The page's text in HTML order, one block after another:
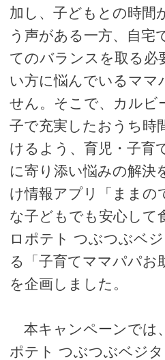
加し、子どもとの時間
う声がある一方、自宅
てのバランスを取る必
い方に悩んでいるママ
せん。そこで、カルビ
子で充実したおうち時
けるよう、育児・子育
に寄り添い悩みの解決
け情報アプリ「ままの
な子どもでも安心して
ロポテト つぶつぶベ
る「子育てママパパお
を企画しました。
本キャンペーンでは
ポテト つぶつぶベジ